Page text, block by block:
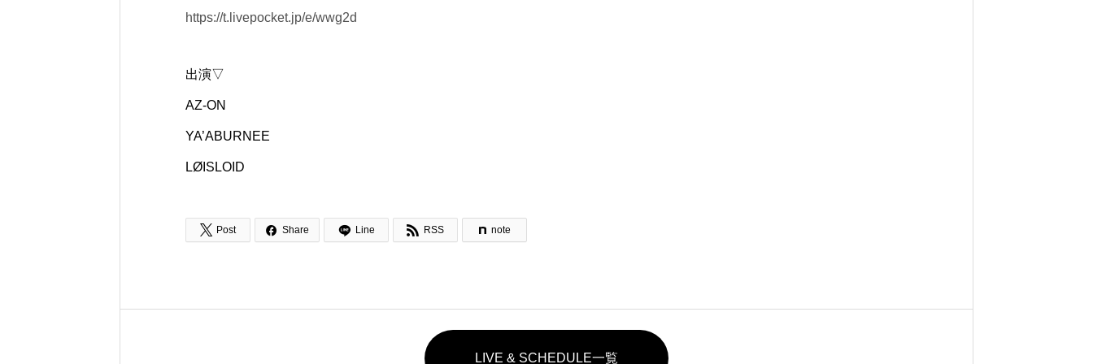
https://t.livepocket.jp/e/wwg2d
出演▽
AZ-ON
YA’ABURNEE
LØISLOID
 Post  Share Line  RSS note
LIVE & SCHEDULE一覧